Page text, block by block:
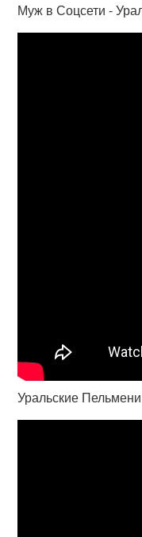
Муж в Соцсети -
Уральские